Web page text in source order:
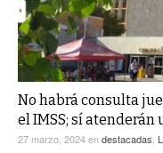
TRAYECTO
A MEDIA
A TODA LEY
ENTRE
TWEETS AND BEATS
LA MEJOR 97.1
ACTUALIDADES
PULSO
No habrá consulta
el IMSS; sí
27 marzo, 2024endestacadas